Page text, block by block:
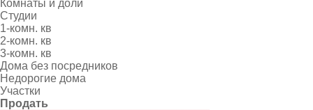
Комнаты и доли
Студии
1-комн. кв
2-комн. кв
3-комн. кв
Дома без посредников
Недорогие дома
Участки
Продать